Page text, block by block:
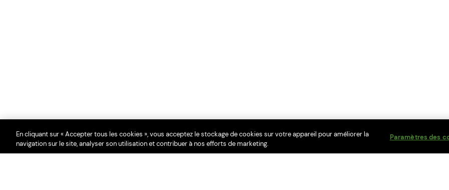
En cliquant sur « Accepter tous les cookies », vous acceptez le stockage de cookies sur votre appareil pour améliorer la
navigation sur le site, analyser son utilisation et contribuer à nos efforts de marketing.
Paramètres des